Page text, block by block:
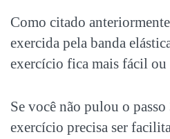
Como citado
exercida pela banda
exercício fica mais fácil
Se você não pulou o passo
exercício precisa ser